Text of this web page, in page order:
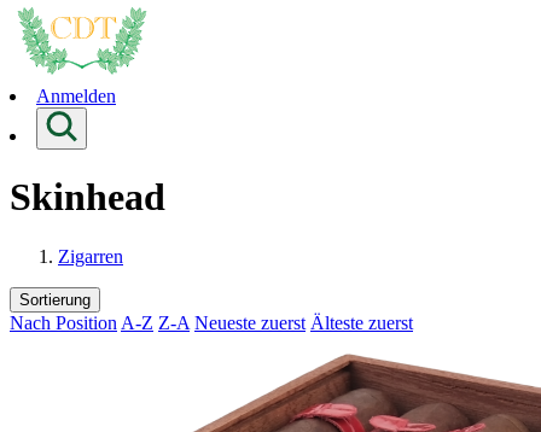
Anmelden
Skinhead
Zigarren
Sortierung
Nach Position A-Z Z-A Neueste zuerst Älteste zuerst